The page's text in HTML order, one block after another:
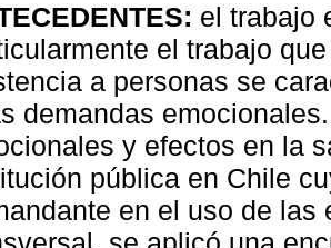
el trabajo
el trabajo
a personas se
demandas
y efectos en la
pública en Chile
en el uso de